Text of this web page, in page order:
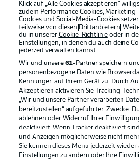
Rechtliche Hinweise
Broadcaster
Jobs
Klick auf „Alle Cookies akzeptieren“
zudem Performance Cookies,
Cookies und Social-Media-Cookies
teilweise von diesen Drittanbietern.
du in unserer Cookie-Richtlinieoder in
Einstellungen, in denen du auch deine
jederzeit verwalten kannst.
Wir und unsere 61-Partner speichern
personenbezogene Daten wie
Kennungen auf Ihrem Gerät zu. Durch
Akzeptieren aktivieren Sie Tracking-
„Wir und unsere Partner verarbeiten
bereitzustellen“ aufgeführten Zwecke.
ablehnen oder Widerruf Ihrer
deaktiviert. Wenn Tracker deaktiviert
und Anzeigen möglicherweise nicht
Sie können dieses Menü jederzeit
Einstellungen zu ändern oder Ihre